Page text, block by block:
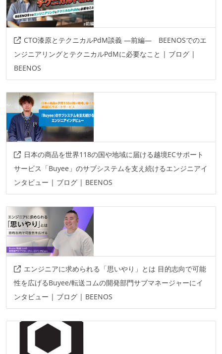
情報共有ツール
AIツール
gemini
その他
snowflake
openai
bugsnag
sentry
その他、現場で使われている技術
言語
ruby
python
フレームワーク
rails
CTO漆原とテクニカルPdM談義 ―前編― BEENOSでのエ
ンジニアリングとテクニカルPdMに必要なこと | ブログ |
BEENOS
日本の商品を世界118の国や地域に届ける越境ECサポート
サービス「Buyee」のサブシステムを支え続けるエンジニアイ
ンタビュー | ブログ | BEENOS
エンジニアに求められる「思いやり」とは 目的志向で可能
性を広げるBuyee/転送コムの開発部門サブマネージャーにイ
ンタビュー | ブログ | BEENOS